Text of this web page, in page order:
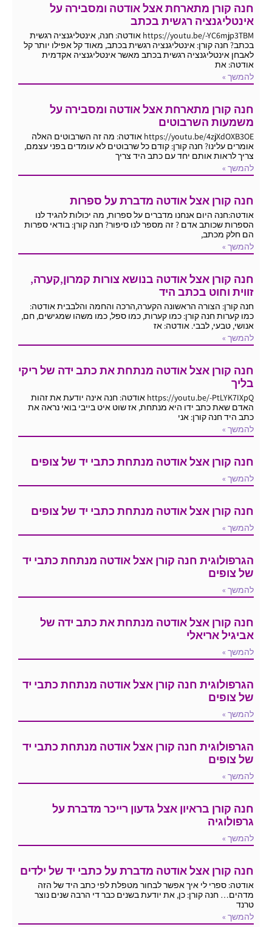
חנה קורן מתארחת אצל אודטה ומסבירה על
אינטליגנציה רגשית בכתב
https://youtu.be/-YC6mjp3TBM אודטה: חנה, אינטליגנציה רגשית
בכתב? חנה קורן: אינטליגנציה רגשית בכתב, מאוד קל אפילו יותר קל
לאבחן אינטליגנציה רגשית בכתב מאשר אינטליגנציה אקדמית
אודטה: את
להמשך »
חנה קורן מתארחת אצל אודטה ומסבירה על
משמעות השרבוטים
https://youtu.be/4zjXdOXB3OE אודטה: מה זה השרבוטים האלה
אומרים עלינו? חנה קורן: קודם כל שרבוטים לא עומדים בפני עצמם,
צריך לראות אותם יחד עם כתב היד צריך
להמשך »
חנה קורן אצל אודטה מדברת על ספרות
אודטה:חנה היום אנחנו מדברים על ספרות, מה יכולות להגיד לנו
הספרות שכותב אדם ? זה מספר לנו סיפור? חנה קורן: בודאי ספרות
הם חלק מכתב,
להמשך »
חנה קורן אצל אודטה בנושא צורות קמרון,קערה,
זווית וחוט בכתב היד
חנה קורן: הצורה הראשונה הקערה,הרכה והחמה והלבבית אודטה:
כמו קערות חנה קורן: כמו קערות, כמו ספל, כמו משהו שמגישים, חם,
אנושי, טבעי, לבבי. אודטה: אז
להמשך »
חנה קורן אצל אודטה מנתחת את כתב ידה של ריקי
בליך
https://youtu.be/-PtLYK7IXpQ אודטה: חנה אינה יודעת את זהות
האדם שאת כתב ידו היא מנתחת, אז שוט איט בייבי בואי נראה את
כתב היד חנה קורן: אני
להמשך »
חנה קורן אצל אודטה מנתחת כתבי יד של צופים
להמשך »
חנה קורן אצל אודטה מנתחת כתבי יד של צופים
להמשך »
הגרפולוגית חנה קורן אצל אודטה מנתחת כתבי יד
של צופים
להמשך »
חנה קורן אצל אודטה מנתחת את כתב ידה של
אביגיל אריאלי
להמשך »
הגרפולוגית חנה קורן אצל אודטה מנתחת כתבי יד
של צופים
להמשך »
הגרפולוגית חנה קורן אצל אודטה מנתחת כתבי יד
של צופים
להמשך »
חנה קורן בראיון אצל גדעון רייכר מדברת על
גרפולוגיה
להמשך »
חנה קורן אצל אודטה מדברת על כתבי יד של ילדים
אודטה: ספרי לי איך אפשר לבחור מטפלת לפי כתב היד של הזה
מדהים… חנה קורן: כן, את יודעת בשנים כבר די הרבה שנים נוצר
טרנד
להמשך »